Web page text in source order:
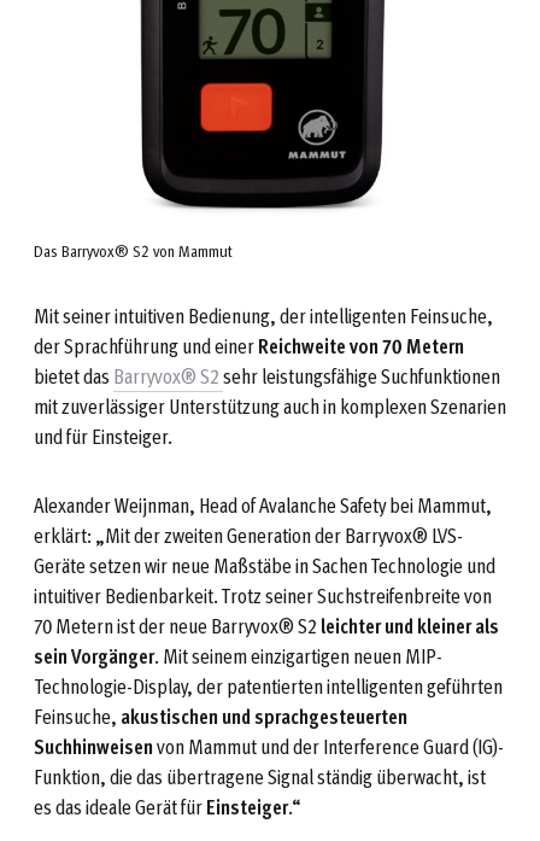
Das Barryvox® S2 von Mammut
Mit seiner intuitiven Bedienung, der intelligenten Feinsuche,
der Sprachführung und einerReichweite von 70 Metern
bietet das Barryvox® S2sehr leistungsfähige Suchfunktionen
mit zuverlässiger Unterstützung auch in komplexen Szenarien
und für Einsteiger.
Alexander Weijnman, Head of Avalanche Safety bei Mammut,
erklärt: „Mit der zweiten Generation der Barryvox® LVS-
Geräte setzen wir neue Maßstäbe in Sachen Technologie und
intuitiver Bedienbarkeit. Trotz seiner Suchstreifenbreite von
70 Metern ist der neue Barryvox® S2 leichter und kleiner als
sein Vorgänger. Mit seinem einzigartigen neuen MIP-
Technologie-Display, der patentierten intelligenten geführten
Feinsuche, akustischen und sprachgesteuerten
Suchhinweisenvon Mammut und der Interference Guard (IG)-
Funktion, die das übertragene Signal ständig überwacht, ist
es das ideale Gerät fürEinsteiger.“